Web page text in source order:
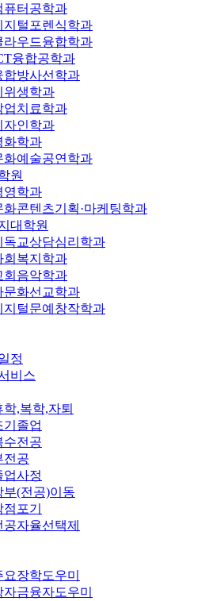
퓨터공학과
지털포렌식학과
라우드융합학과
융합공학과
합방사선학과
위생학과
업치료학과
자인학과
화학과
화예술공연학과
원
영학과
화콘텐츠기획·마케팅학과
대학원
독교상담심리학과
회복지학과
회음악학과
문화선교학과
지털문예창작학과
정
비스
학,복학,자퇴
기졸업
수전공
전공
업사정
부(전공)이동
점포기
공자율선택제
요장학도우미
자금융자도우미